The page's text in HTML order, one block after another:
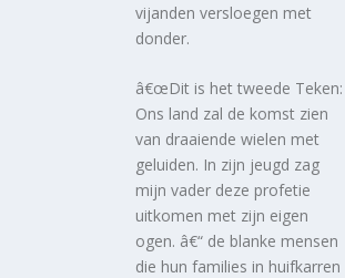
vijanden versloegen met
donder.
â€œDit is het tweede Teken:
Ons land zal de komst zien
van draaiende wielen met
geluiden. In zijn jeugd zag
mijn vader deze profetie
uitkomen met zijn eigen
ogen. â€“ de blanke mensen
die hun families in huifkarren